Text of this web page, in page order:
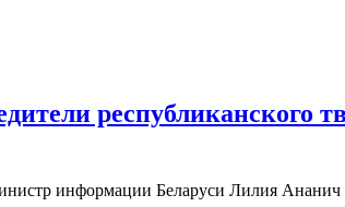
республиканского
информации Беларуси Лилия